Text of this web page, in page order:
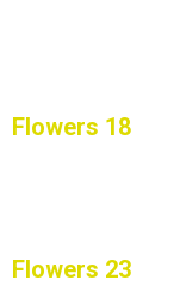
Flowers 18
Flowers 23